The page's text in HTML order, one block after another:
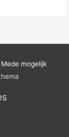
Mede mogelijk